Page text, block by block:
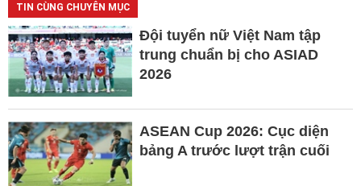
TIN CÙNG CHUYÊN MỤC
Đội tuyển nữ Việt Nam tập
trung chuẩn bị cho ASIAD
2026
ASEAN Cup 2026: Cục diện
bảng A trước lượt trận cuối